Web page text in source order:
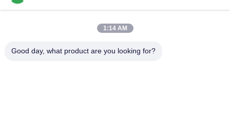
Beliebte Kategorien
1:14 AM
Good day, what product are you looking for?